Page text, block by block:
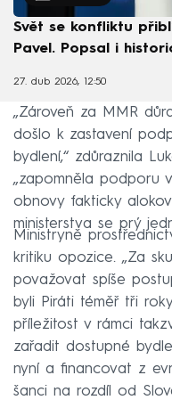
Svět se konfliktu
Pavel. Popsal i
27. dub 2026, 12:50
„Zároveň za MMR
došlo k zastavení
bydlení,“ zdůraznila
„zapomněla podporu
obnovy fakticky
ministerstva se prý
Ministryně
kritiku opozice. „Za
považovat spíše
byli Piráti téměř tři
příležitost v rámci
zařadit dostupné
nyní a financovat z
šanci na rozdíl od